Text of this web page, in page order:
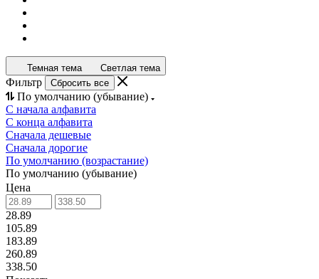
Темная тема Светлая тема
Фильтр Сбросить все
По умолчанию (убывание)
С начала алфавита
С конца алфавита
Сначала дешевые
Сначала дорогие
По умолчанию (возрастание)
По умолчанию (убывание)
Цена
28.89
105.89
183.89
260.89
338.50